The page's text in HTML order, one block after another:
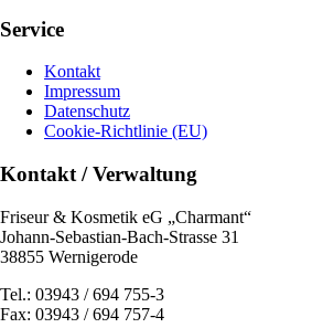
Service
Kontakt
Impressum
Datenschutz
Cookie-Richtlinie (EU)
Kontakt / Verwaltung
Friseur & Kosmetik eG „Charmant“
Johann-Sebastian-Bach-Strasse 31
38855 Wernigerode
Tel.: 03943 / 694 755-3
Fax: 03943 / 694 757-4